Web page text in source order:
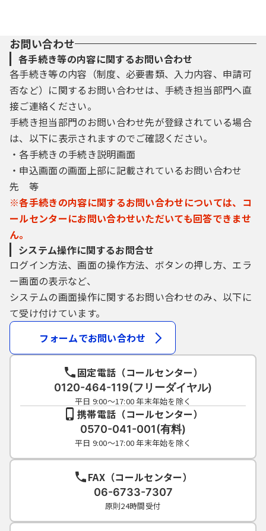
お問い合わせ
各手続き等の内容に関するお問い合わせ
各手続き等の内容（制度、必要書類、入力内容、申請可
否など）に関するお問い合わせは、手続き担当部門へ直
接ご連絡ください。
手続き担当部門のお問い合わせ先が登録されている場合
は、以下に表示されますのでご確認ください。
・各手続きの手続き説明画面
・申込画面の画面上部に記載されているお問い合わせ
先 等
※各手続きの内容に関するお問い合わせについては、コ
ールセンターにお問い合わせいただいても回答できませ
ん。
システム操作に関するお問合せ
ログイン方法、画面の操作方法、ボタンの押し方、エラ
ー画面の表示など、
システムの画面操作に関するお問い合わせのみ、以下に
て受け付けています。
フォームでお問い合わせ
固定電話（コールセンター）
0120-464-119(フリーダイヤル)
平日 9:00～17:00 年末年始を除く
携帯電話（コールセンター）
0570-041-001(有料)
平日 9:00～17:00 年末年始を除く
FAX（コールセンター）
06-6733-7307
原則24時間受付